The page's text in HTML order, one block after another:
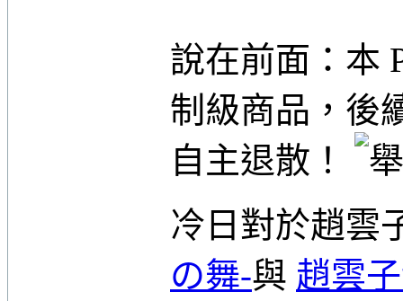
說在前面：本
制級商品，後
自主退散！
冷日對於趙雲
の舞-與 趙雲